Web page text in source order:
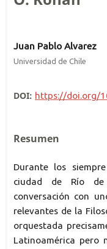
Juan Pablo Alvarez
Universidad de Chile
DOI: https://doi.org/
Resumen
Durante los
ciudad de Río
conversación con
relevantes de la
orquestada
Latinoamérica pero